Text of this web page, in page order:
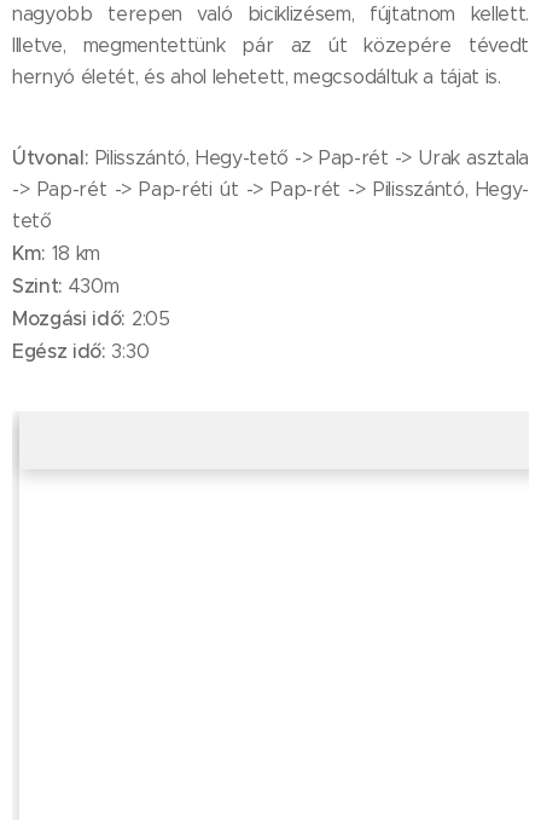
nagyobb terepen való biciklizésem, fújtatnom kellett.
Illetve, megmentettünk pár az út közepére tévedt
hernyó életét, és ahol lehetett, megcsodáltuk a tájat is.
Útvonal: Pilisszántó, Hegy-tető -> Pap-rét -> Urak asztala
-> Pap-rét -> Pap-réti út -> Pap-rét -> Pilisszántó, Hegy-
tető
Km: 18 km
Szint: 430m
Mozgási idő: 2:05
Egész idő: 3:30